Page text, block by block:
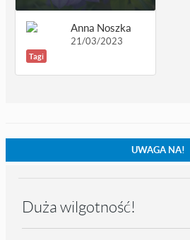
Anna Noszka
21/03/2023
Tagi
UWAGA NA!
Duża wilgotność!